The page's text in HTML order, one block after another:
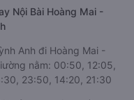
Nội Bài Hoàng Mai -
Anh đi Hoàng Mai -
nằm: 00:50, 12:05,
23:50, 14:20, 21:30